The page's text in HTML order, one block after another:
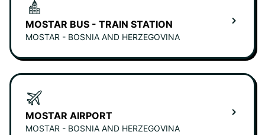
MOSTAR BUS - TRAIN STATION
MOSTAR - BOSNIA AND HERZEGOVINA
MOSTAR AIRPORT
MOSTAR - BOSNIA AND HERZEGOVINA